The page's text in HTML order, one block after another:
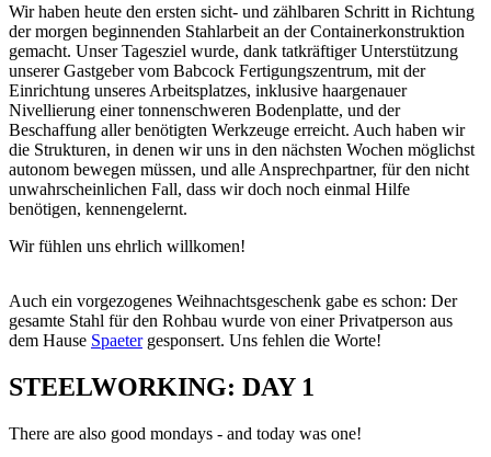
Wir haben heute den ersten sicht- und zählbaren Schritt in Richtung
der morgen beginnenden Stahlarbeit an der Containerkonstruktion
gemacht. Unser Tagesziel wurde, dank tatkräftiger Unterstützung
unserer Gastgeber vom Babcock Fertigungszentrum, mit der
Einrichtung unseres Arbeitsplatzes, inklusive haargenauer
Nivellierung einer tonnenschweren Bodenplatte, und der
Beschaffung aller benötigten Werkzeuge erreicht. Auch haben wir
die Strukturen, in denen wir uns in den nächsten Wochen möglichst
autonom bewegen müssen, und alle Ansprechpartner, für den nicht
unwahrscheinlichen Fall, dass wir doch noch einmal Hilfe
benötigen, kennengelernt.
Wir fühlen uns ehrlich willkomen!
Auch ein vorgezogenes Weihnachtsgeschenk gabe es schon: Der
gesamte Stahl für den Rohbau wurde von einer Privatperson aus
dem Hause Spaetergesponsert. Uns fehlen die Worte!
STEELWORKING: DAY 1
There are also good mondays - and today was one!